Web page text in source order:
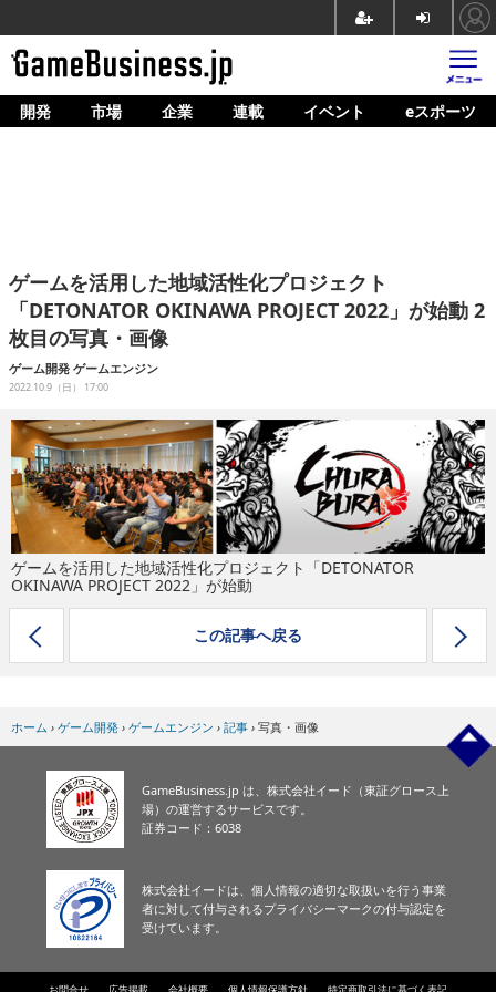
ホーム
企業動向
人材育成
産業政策
連載
イベント/セミナー
eスポーツ
開発 市場 企業 連載 イベント eスポーツ
ゲームを活用した地域活性化プロジェクト
「DETONATOR OKINAWA PROJECT 2022」が始動 2
枚目の写真・画像
ゲーム開発 ゲームエンジン
2022.10.9（日） 17:00
ゲームを活用した地域活性化プロジェクト「DETONATOR
OKINAWA PROJECT 2022」が始動
この記事へ戻る
ホーム › ゲーム開発 › ゲームエンジン › 記事 › 写真・画像
GameBusiness.jp は、株式会社イード（東証グロース上
場）の運営するサービスです。
証券コード：6038
株式会社イードは、個人情報の適切な取扱いを行う事業
者に対して付与されるプライバシーマークの付与認定を
受けています。
お問合せ 広告掲載 会社概要 個人情報保護方針 特定商取引法に基づく表記